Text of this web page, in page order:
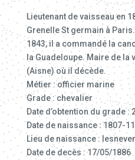
Lieutenant de vaisseau en
Grenelle St germain à
1843, il a commandé la
la Guadeloupe. Maire de la
(Aisne) où il décède.
Métier : officier marine
Grade : chevalier
Date d’obtention du grade :
Date de naissance : 1807-
Lieu de naissance :
Date de decès : 17/05/1886